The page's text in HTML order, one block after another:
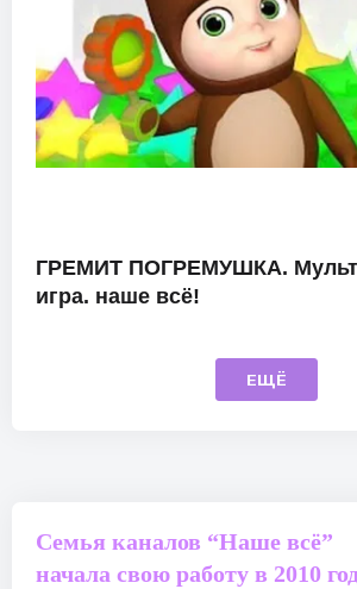
ГРЕМИТ ПОГРЕМУШКА.
игра. наше всё!
ЕЩЁ
Семья каналов “Наше всё”
начала свою работу в 2010